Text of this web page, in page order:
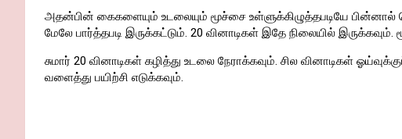
அதன்பின் கைகளையும் உடலையும் மூச்சை உள்ளுக்கிழுத்தபடியே
மேலே பார்த்தபடி இருக்கட்டும். 20 வினாடிகள் இதே நிலையில் இருக்கவும்.
சுமார் 20 வினாடிகள் கழித்து உடலை நேராக்கவும். சில வினாடிகள்
வளைத்து பயிற்சி எடுக்கவும்.